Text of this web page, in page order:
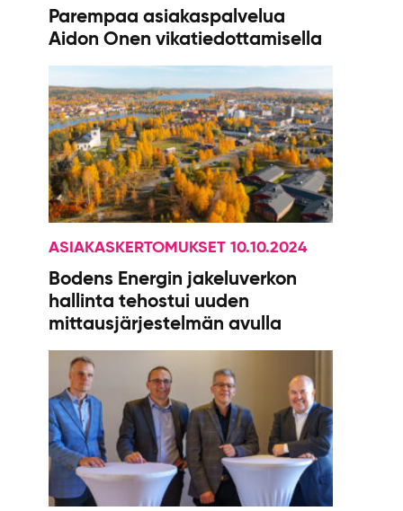
Parempaa asiakaspalvelua
Aidon Onen vikatiedottamisella
ASIAKASKERTOMUKSET 10.10.2024
Bodens Energin jakeluverkon
hallinta tehostui uuden
mittausjärjestelmän avulla